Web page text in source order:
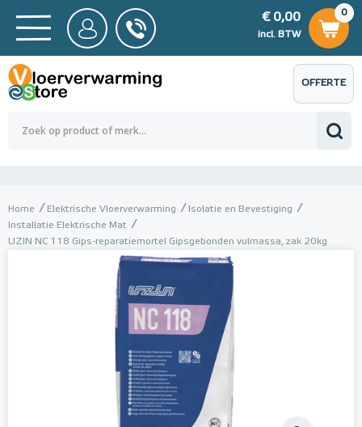
BTW
0,00
0
€ 0,00
incl. BTW
€ 0,00
OFFERTE
AANVRAGEN
Home Elektrische Vloerverwarming
Isolatie en Bevestiging
Installatie Elektrische Mat
UZIN NC 118 Gips-reparatiemortel Gipsgebonden vulmassa, zak 20kg